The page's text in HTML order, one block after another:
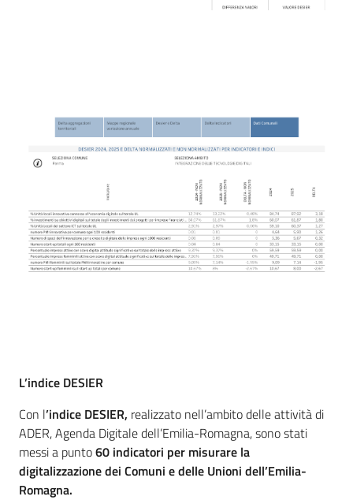
L’indice DESIER
Con l’indice DESIER, realizzato nell’ambito delle attività di
ADER, Agenda Digitale dell’Emilia-Romagna, sono stati
messi a punto60 indicatori per misurare la
digitalizzazione dei Comuni e delle Unioni dell’Emilia-
Romagna.